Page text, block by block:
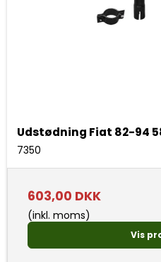
Udstødning Fiat 82-94
7350
603,00 DKK
(inkl. moms)
Vis